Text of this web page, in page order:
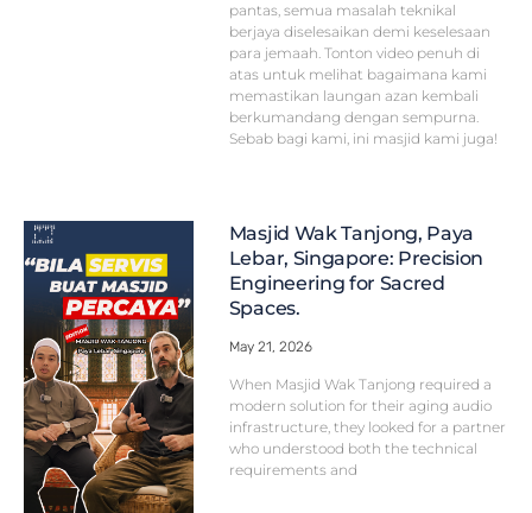
pantas, semua masalah teknikal
berjaya diselesaikan demi keselesaan
para jemaah. Tonton video penuh di
atas untuk melihat bagaimana kami
memastikan laungan azan kembali
berkumandang dengan sempurna.
Sebab bagi kami, ini masjid kami juga!
Masjid Wak Tanjong, Paya
Lebar, Singapore: Precision
Engineering for Sacred
Spaces.
May 21, 2026
When Masjid Wak Tanjong required a
modern solution for their aging audio
infrastructure, they looked for a partner
who understood both the technical
requirements and